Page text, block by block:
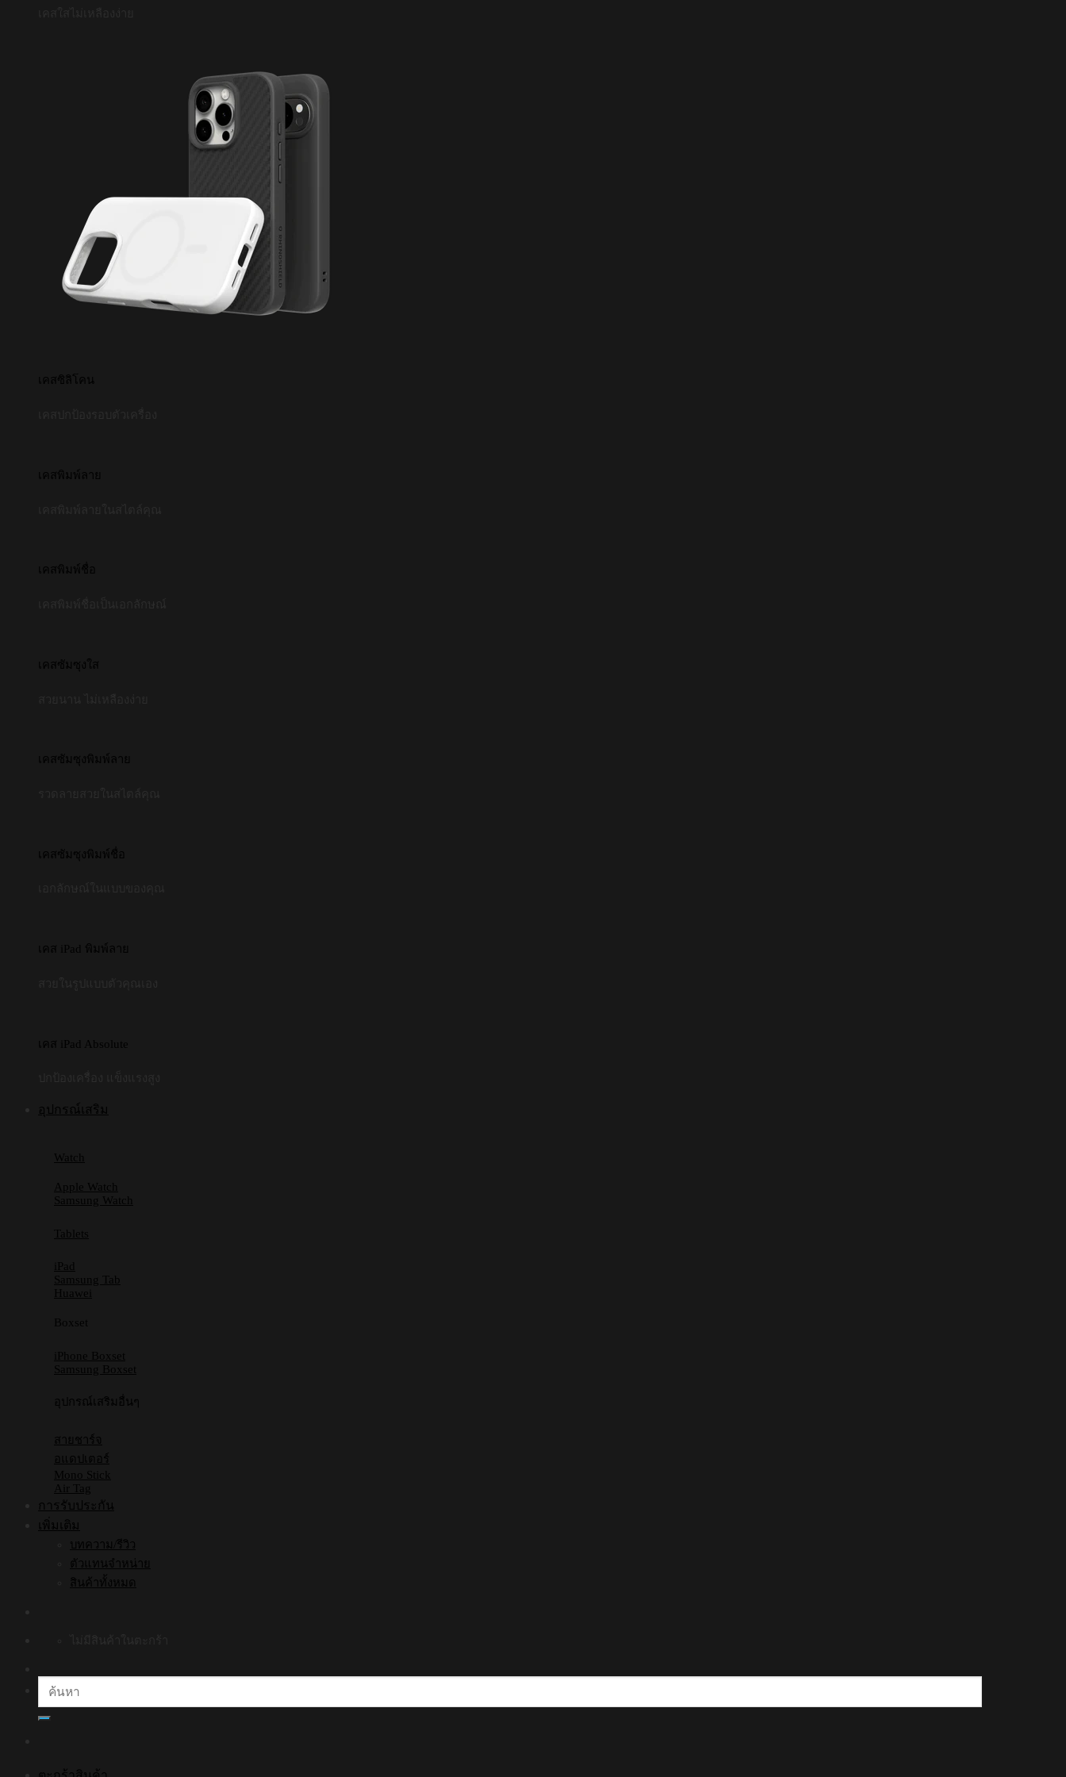
เคสซิลิโคน
เคสพิมพ์ลาย
เคสพิมพ์ชื่อ
เคสซัมซุงใส
เคสซัมซุงพิมพ์ลาย
เคสซัมซุงพิมพ์ชื่อ
เคส iPad พิมพ์ลาย
เคส iPad Absolute
อุปกรณ์เสริม
Watch
Apple Watch
Samsung Watch
Tablets
iPad
Samsung Tab
Huawei
Boxset
iPhone Boxset
Samsung Boxset
อุปกรณ์เสริมอื่นๆ
สายชาร์จ
อแดปเตอร์
Mono Stick
Air Tag
การรับประกัน
เพิ่มเติม
บทความ/รีวิว
ตัวแทนจำหน่าย
สินค้าทั้งหมด
ค้นหา: